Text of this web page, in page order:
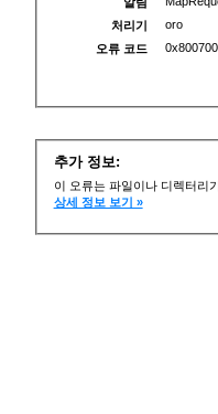
처리기
oro
오류 코드
추가 정보:
이 오류는 파일이나 디렉터리
상세 정보 보기 »